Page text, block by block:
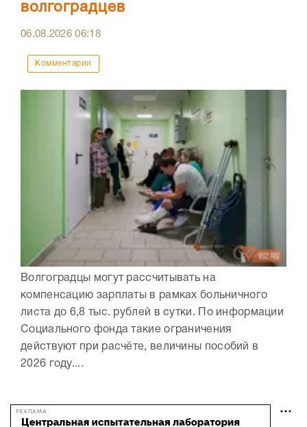
волгоградцев
06.08.202606:18
Комментарии
Волгоградцы могут рассчитывать на
компенсацию зарплаты в рамках больничного
листа до 6,8 тыс. рублей в сутки. По информации
Социального фонда такие ограничения
действуют при расчёте, величины пособий в
2026 году....
РЕКЛАМА